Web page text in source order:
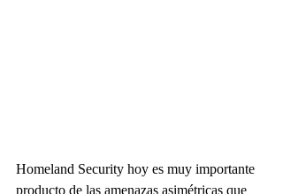
Homeland Security hoy es muy importante
producto de las amenazas asimétricas que